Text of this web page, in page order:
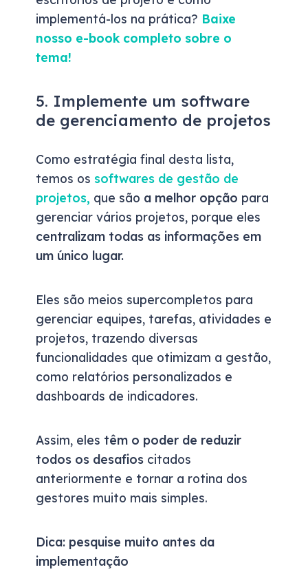
implementá-los na prática? Baixe
nosso e-book completo sobre o
tema!
5. Implemente um software
de gerenciamento de projetos
Como estratégia final desta lista,
temos os softwares de gestão de
projetos, que são a melhor opção para
gerenciar vários projetos, porque eles
centralizam todas as informações em
um único lugar.
Eles são meios supercompletos para
gerenciar equipes, tarefas, atividades e
projetos, trazendo diversas
funcionalidades que otimizam a gestão,
como relatórios personalizados e
dashboards de indicadores.
Assim, eles têm o poder de reduzir
todos os desafios citados
anteriormente e tornar a rotina dos
gestores muito mais simples.
Dica: pesquise muito antes da
implementação